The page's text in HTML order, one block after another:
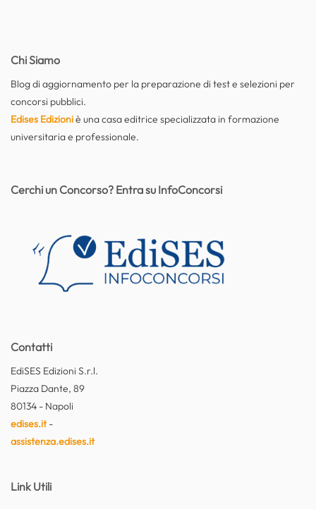
Chi Siamo
Blog di aggiornamento per la preparazione di test e selezioni per
concorsi pubblici.
Edises Edizioniè una casa editrice specializzata in formazione
universitaria e professionale.
Contatti
EdiSES Edizioni S.r.l.
Piazza Dante, 89
80134 - Napoli
edises.it-
assistenza.edises.it
Link Utili
Cerchi un Concorso? Entra su InfoConcorsi